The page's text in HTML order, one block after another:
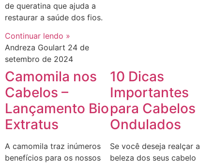
de queratina que ajuda a
restaurar a saúde dos fios.
Continuar lendo »
Andreza Goulart 24 de
setembro de 2024
Camomila nos
Cabelos –
Lançamento Bio
Extratus
A camomila traz inúmeros
benefícios para os nossos
10 Dicas
Importantes
para Cabelos
Ondulados
Se você deseja realçar a
beleza dos seus cabelo